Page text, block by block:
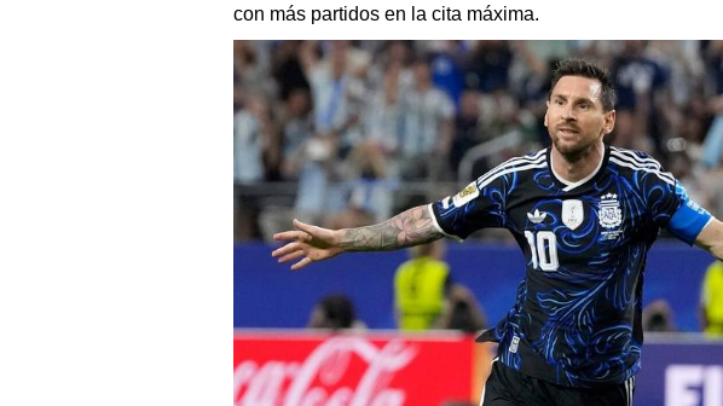
con más partidos en la cita máxima.